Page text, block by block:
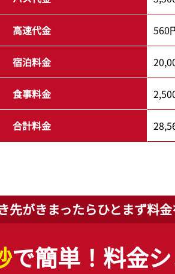
高速代金 560
宿泊料金
食事料金
合計料金
先がきまったらひとまず料
で簡単！ 料金